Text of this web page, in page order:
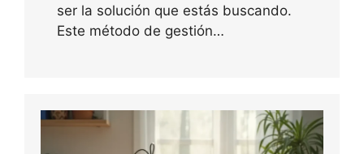
ser la solución que estás buscando.
Este método de gestión…